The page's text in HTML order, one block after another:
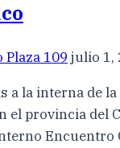
Plaza 109 julio 1,
a la interna de
el provincia del
Encuentro